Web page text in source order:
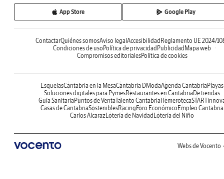
App Store Google Play
ContactarQuiénes somosAviso legalAccesibilidadReglamento UE 2024/
Condiciones de usoPolítica de privacidadPublicidadMapa web
Compromisos editorialesPolítica de cookies
EsquelasCantabria en la MesaCantabria DModaAgenda CantabriaPlayas
Soluciones digitales para PymesRestaurantes en CantabriaDe tiendas
Guía SanitariaPuntos de VentaTalento CantabriaHemeroteca
Casas de CantabriaSosteniblesRacingForo EconómicoEmpleo Cantabria
Carlos AlcarazLotería de NavidadLotería del Niño
Webs de Vocento